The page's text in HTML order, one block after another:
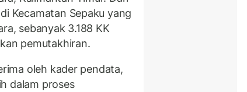
Kecamatan Sepaku yang
sebanyak 3.188 KK
pemutakhiran.
oleh kader pendata,
dalam proses